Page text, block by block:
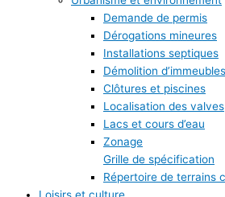
Demande de permis
Dérogations mineures
Installations septiques
Démolition d’immeubles
Clôtures et piscines
Localisation des valves
Lacs et cours d’eau
Zonage
Grille de spécification
Répertoire de terrains